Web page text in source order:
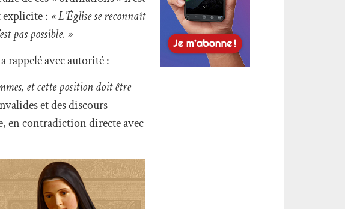
explicite : « L’Église se reconnaît
pas possible. »
rappelé avec autorité :
et cette position doit être
et des discours
en contradiction directe avec